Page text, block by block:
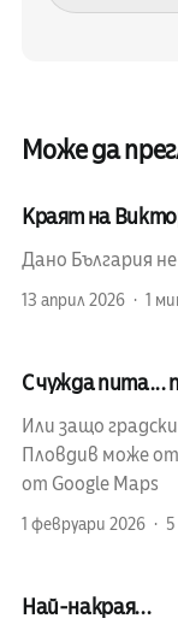
Може да
Краят на
Дано България
13 април 2026 1
С чужда пита...
Или защо
Пловдив може
от Google Maps
1 февруари 2026
Най-накрая...